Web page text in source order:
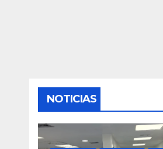
NOTICIAS